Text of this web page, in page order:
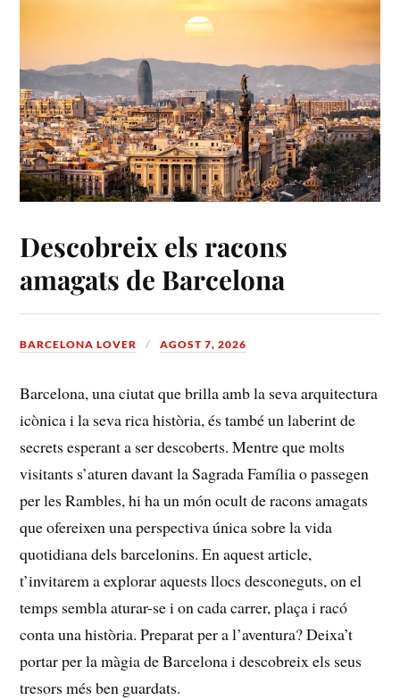
Descobreix els racons
amagats de Barcelona
BARCELONA LOVER AGOST 7, 2026
Barcelona, ⁤una ciutat que brilla⁢ amb la seva arquitectura​
icònica i la seva rica història,‌ és ​també un ⁤laberint ⁤de
secrets⁣ esperant a ser descoberts.⁤ Mentre⁤ que molts
visitants s’aturen davant la Sagrada Família o passegen
per les Rambles, hi⁢ ha‍ un‍ món ocult ⁤de⁢ racons amagats
que ⁣ofereixen una perspectiva única sobre la vida
quotidiana dels barcelonins. En aquest article,
t’invitarem a explorar aquests llocs desconeguts,‌ on el
temps sembla aturar-se i on cada carrer,‍ plaça⁣ i racó
conta una​ història. Preparat per⁣ a l’aventura? Deixa’t
portar per la màgia de Barcelona i descobreix els seus
tresors més ben‌ guardats.